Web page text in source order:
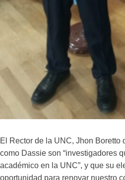
El Rector de la UNC, Jhon Boretto
como Dassie son “investigadores
académico en la UNC”, y que su
oportunidad para renovar nuestro